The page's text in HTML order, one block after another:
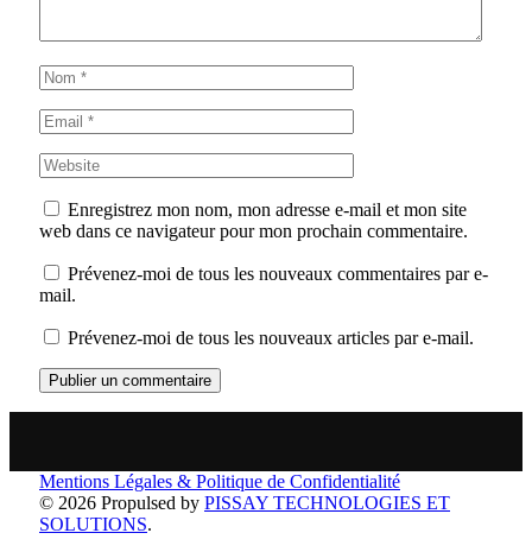
Enregistrez mon nom, mon adresse e-mail et mon site
web dans ce navigateur pour mon prochain commentaire.
Prévenez-moi de tous les nouveaux commentaires par e-
mail.
Prévenez-moi de tous les nouveaux articles par e-mail.
Mentions Légales & Politique de Confidentialité
© 2026 Propulsed by PISSAY TECHNOLOGIES ET
SOLUTIONS.